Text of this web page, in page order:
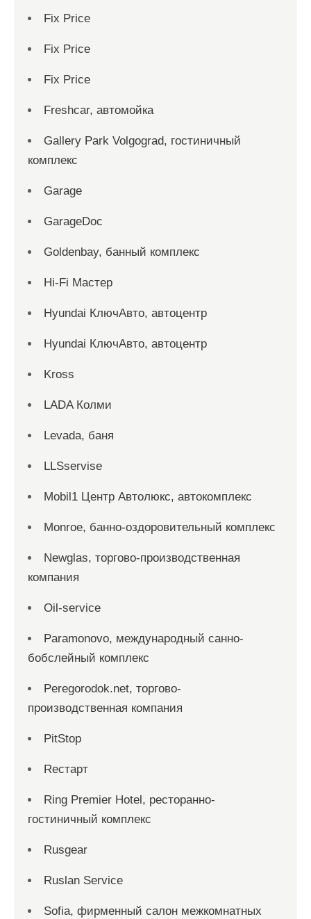
Fix Price
Fix Price
Fix Price
Freshcar, автомойка
Gallery Park Volgograd, гостиничный
комплекс
Garage
GarageDoc
Goldenbay, банный комплекс
Hi-Fi Мастер
Hyundai КлючАвто, автоцентр
Hyundai КлючАвто, автоцентр
Kross
LADA Колми
Levada, баня
LLSservise
Mobil1 Центр Автолюкс, автокомплекс
Monroe, банно-оздоровительный комплекс
Newglas, торгово-производственная
компания
Oil-service
Paramonovo, международный санно-
бобслейный комплекс
Peregorodok.net, торгово-
производственная компания
PitStop
Reстарт
Ring Premier Hotel, ресторанно-
гостиничный комплекс
Rusgear
Ruslan Service
Sofia, фирменный салон межкомнатных